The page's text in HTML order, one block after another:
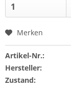
Merken
Artikel-Nr.:
Hersteller:
Zustand: